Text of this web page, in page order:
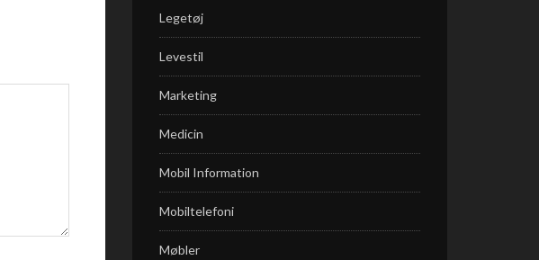
Legetøj
Levestil
Marketing
Medicin
Mobil Information
Mobiltelefoni
Møbler